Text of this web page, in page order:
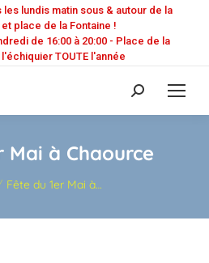
les lundis matin sous & autour de la
place de la Fontaine !
de 16:00 à 20:00 - Place de la
TOUTE l'année
Recherche
:
Mai à Chaource
:
Fête du 1er Mai à…